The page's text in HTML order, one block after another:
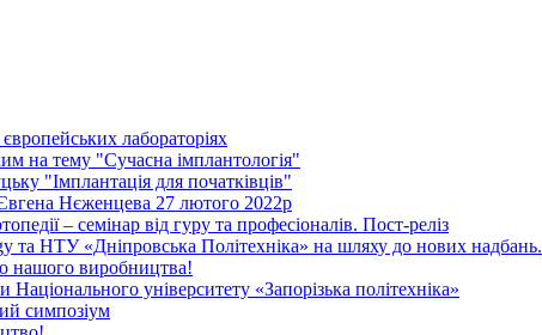
лабораторіях
на тему "Сучасна імплантологія"
"Імплантація для початківців"
Нєженцева 27 лютого 2022р
– семінар від гуру та професіоналів. Пост-реліз
та НТУ «Дніпровська Політехніка» на шляху до нових надбань.
нашого виробництва!
університету «Запорізька політехніка»
симпозіум